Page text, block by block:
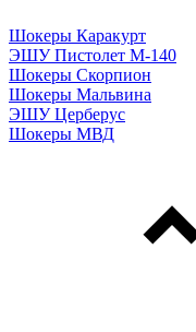
Шокеры Каракурт
ЭШУ Пистолет М-140
Шокеры Скорпион
Шокеры Мальвина
ЭШУ Церберус
Шокеры МВД